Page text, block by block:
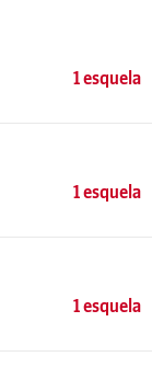
1 esquela
1 esquela
1 esquela